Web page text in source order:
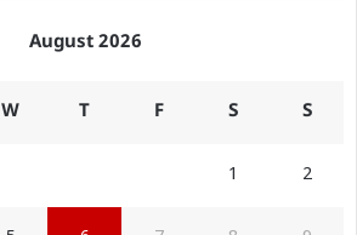
August 2026
W T F S S
1 2